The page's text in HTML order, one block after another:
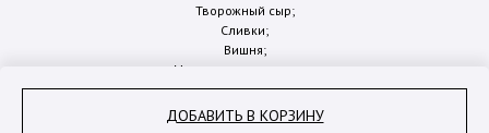
ДОБАВИТЬ В КОРЗИНУ
Творожный сыр;
Сливки;
Вишня;
Миндальные лепестки;
Кукурузный крахмал;